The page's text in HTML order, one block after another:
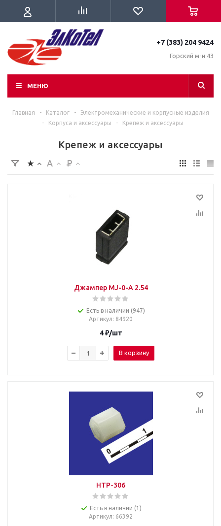
+7 (383) 204 9424
Горский м-н 43
МЕНЮ
Главная - Каталог -
Электромеханические и корпусные изделия
-
Корпуса и аксессуары - Крепеж и аксессуары
Крепеж и аксессуары
Джампер MJ-0-A 2.54
Есть в наличии (947)
Артикул: 84920
4₽/шт
В корзину
HTP-306
Есть в наличии (1)
Артикул: 66392